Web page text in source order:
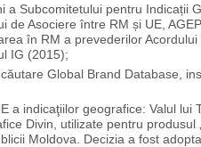
a Subcomitetului pentru Indicații
de Asociere între RM și UE,
în RM a prevederilor Acordului
IG (2015);
Global Brand Database,
a indicaţiilor geografice: Valul lui
Divin, utilizate pentru produsul
Moldova. Decizia a fost